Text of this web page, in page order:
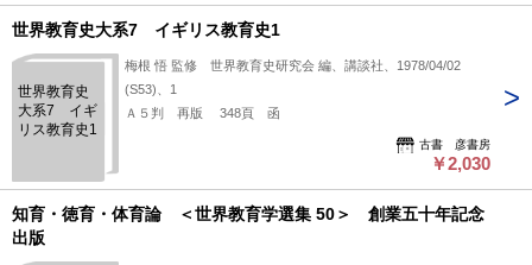
世界教育史大系7 イギリス教育史1
世界教育史
大系7 イギ
リス教育史1
梅根 悟 監修 世界教育史研究会 編、講談社、1978/04/02
(S53)、1
Ａ５判 再版 348頁 函
古書 彦書房
￥2,030
知育・徳育・体育論 ＜世界教育学選集 50＞ 創業五十年記念
出版